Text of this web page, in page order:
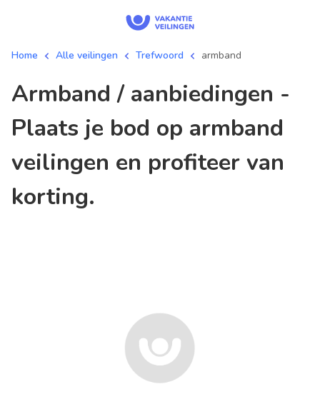
Home Alle veilingen Trefwoord armband
armband / aanbiedingen -
Plaats je bod op armband
veilingen en profiteer van
korting.